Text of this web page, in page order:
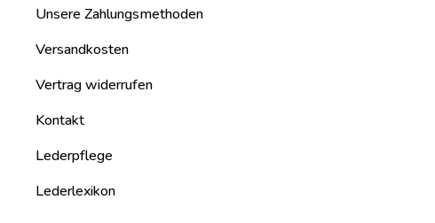
Unsere Zahlungsmethoden
Versandkosten
Vertrag widerrufen
Kontakt
Lederpflege
Lederlexikon